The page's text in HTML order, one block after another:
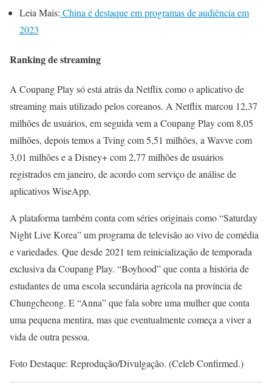
Leia Mais: China é destaque em programas de audiência em
2023
Ranking de streaming
A Coupang Play só está atrás da Netflix como o aplicativo de
streaming mais utilizado pelos coreanos. A Netflix marcou 12,37
milhões de usuários, em seguida vem a Coupang Play com 8,05
milhões, depois temos a Tving com 5,51 milhões, a Wavve com
3,01 milhões e a Disney+ com 2,77 milhões de usuários
registrados em janeiro, de acordo com serviço de análise de
aplicativos WiseApp.
A plataforma também conta com séries originais como “Saturday
Night Live Korea” um programa de televisão ao vivo de comédia
e variedades. Que desde 2021 tem reinicialização de temporada
exclusiva da Coupang Play. “Boyhood” que conta a história de
estudantes de uma escola secundária agrícola na província de
Chungcheong. E “Anna” que fala sobre uma mulher que conta
uma pequena mentira, mas que eventualmente começa a viver a
vida de outra pessoa.
Foto Destaque: Reprodução/Divulgação. (Celeb Confirmed.)